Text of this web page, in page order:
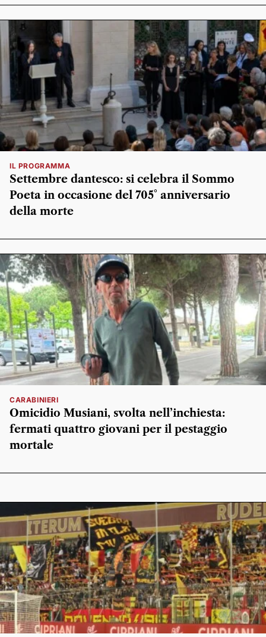
IL PROGRAMMA
Settembre dantesco: si celebra il Sommo
Poeta in occasione del 705° anniversario
della morte
CARABINIERI
Omicidio Musiani, svolta nell’inchiesta:
fermati quattro giovani per il pestaggio
mortale